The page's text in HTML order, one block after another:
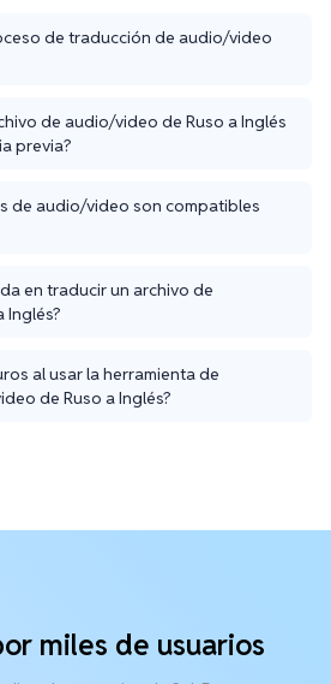
de traducción de audio/video
de audio/video de Ruso a Inglés
previa?
de audio/video son compatibles
en traducir un archivo de
Inglés?
al usar la herramienta de
de Ruso a Inglés?
miles de usuarios